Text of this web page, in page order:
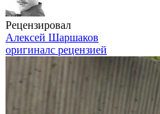
Рецензировал
Алексей Шаршаков
оригиналс рецензией